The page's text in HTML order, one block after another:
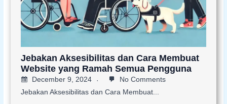
Jebakan Aksesibilitas dan Cara Membuat
Website yang Ramah Semua Pengguna
December 9, 2024 No Comments
Jebakan Aksesibilitas dan Cara Membuat...